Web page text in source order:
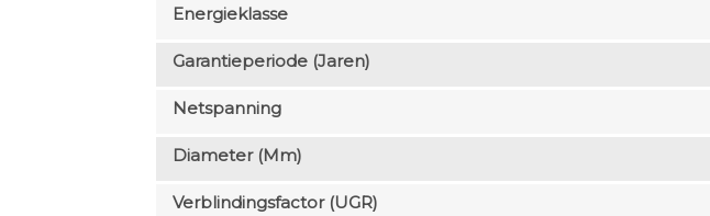
Energieklasse
Garantieperiode (jaren)
Netspanning
Diameter (mm)
Verblindingsfactor (UGR)